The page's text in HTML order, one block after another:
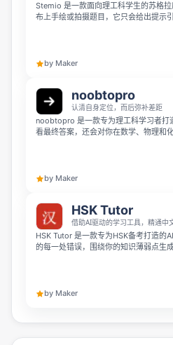
Stemio 是一款面向理工科学生的苏格
布上手绘或拍摄题目，它只会给出提示
by Maker
noobtopro
认清自身定位，而后弥补差距
noobtopro 是一款专为理工科学习者打
看最终答案，还会对你在数学、物理和
大学一年级学生使用，帮助你做好进入
by Maker
HSK Tutor
借助AI驱动的学习工具，精通中
HSK Tutor 是一款专为HSK备考打造的
的每一处错误，围绕你的知识薄弱点生
by Maker